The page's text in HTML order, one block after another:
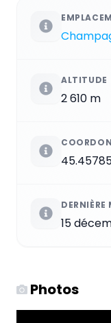
ALTITUDE
2 610 m
DERNIÈRE
15
Photos